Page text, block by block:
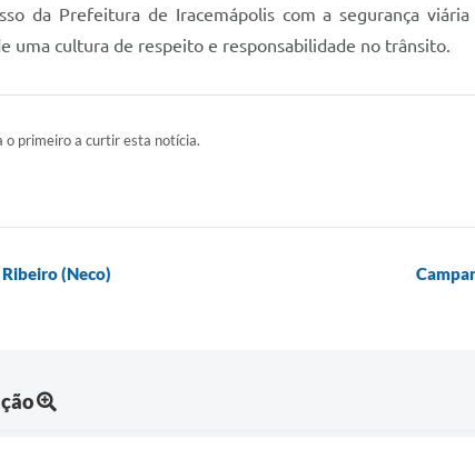
da Prefeitura de Iracemápolis com a segurança
uma cultura de respeito e responsabilidade no trânsito.
o primeiro a curtir esta notícia.
(Neco)